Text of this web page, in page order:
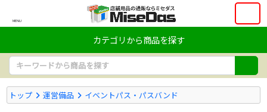
MENU
カテゴリから商品を探す
トップ 運営備品 イベントパス・パスバンド